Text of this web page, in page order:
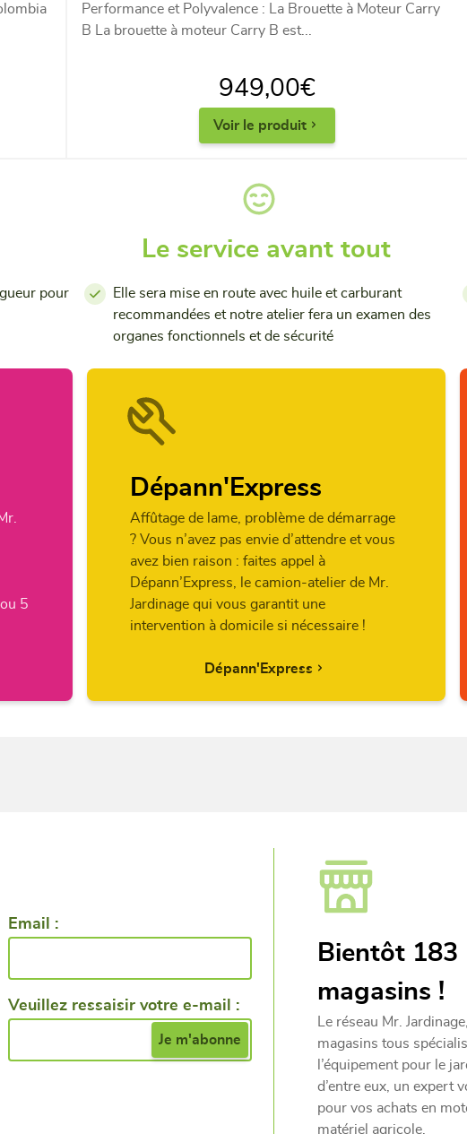
Performance et Polyvalence : La Brouette à Moteur Carry
B La brouette à moteur Carry B est...
949,00€
Voir le produit
Le service avant tout
pour
Elle sera mise en route avec huile et carburant
recommandées et notre atelier fera un examen des
organes fonctionnels et de sécurité
5
Dépann'Express
Affûtage de lame, problème de démarrage
? Vous n’avez pas envie d’attendre et vous
avez bien raison : faites appel à
Dépann’Express, le camion-atelier de Mr.
Jardinage qui vous garantit une
intervention à domicile si nécessaire !
Dépann'Express
Bientôt 183
magasins !
Le réseau Mr.
magasins tous
l’équipement pour le
d’entre eux, un expert
pour vos achats en
matériel agricole.
Email :
Veuillez ressaisir votre e-mail :